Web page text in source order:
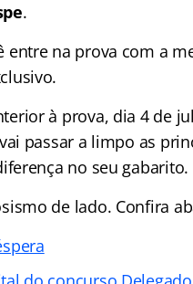
.
entre na prova com a
à prova, dia 4 de
passar a limpo as
no seu gabarito.
de lado. Confira